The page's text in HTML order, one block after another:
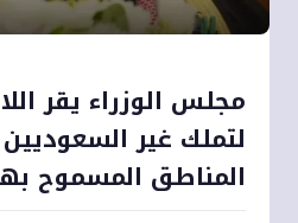
مجلس الوزراء يقر
لتملك غير
المناطق المسموح